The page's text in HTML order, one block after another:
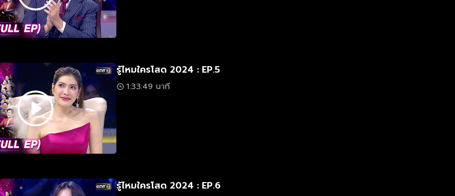
รู้ไหมใครโสด 2024 : EP.5
1:33:49 นาที
รู้ไหมใครโสด 2024 : EP.6